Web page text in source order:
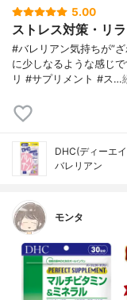
5.00
ストレス対策・リ
#バレリアン気持ちが”
に少しなるような感じ
リ #サプリメント #ス…
DHC(ディーエ
バレリアン
モンタ